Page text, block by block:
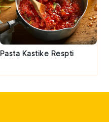
Pasta Kastike Respti